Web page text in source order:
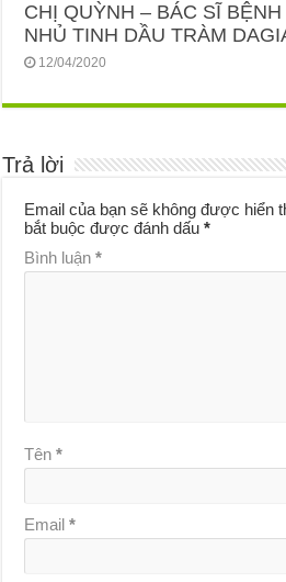
CHỊ QUỲNH – BÁC SĨ
NHỦ TINH DẦU TRÀM
12/04/2020
Trả lời
Email của bạn sẽ không được hiển
bắt buộc được đánh dấu*
Bình luận*
Tên*
Email*